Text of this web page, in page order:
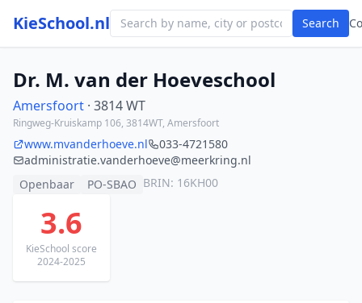
KieSchool.nl Search
Dr. M. van der Hoeveschool
Amersfoort · 3814 WT
Ringweg-Kruiskamp 106, 3814WT, Amersfoort
www.mvanderhoeve.nl
033-4721580
administratie.vanderhoeve@meerkring.nl
Openbaar
PO-SBAO BRIN: 16KH00
3.6
KieSchool score
2024-2025